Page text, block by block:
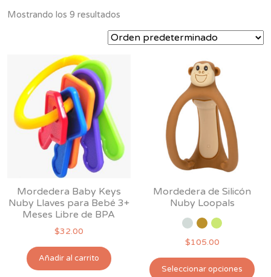
Mostrando los 9 resultados
Mordedera Baby Keys
Nuby Llaves para Bebé 3+
Meses Libre de BPA
$32.00
Añadir al carrito
Mordedera de Silicón
Nuby Loopals
$105.00
Seleccionar opciones